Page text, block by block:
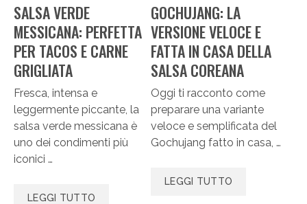
SALSA VERDE
MESSICANA: PERFETTA
PER TACOS E CARNE
GRIGLIATA
Fresca, intensa e
leggermente piccante, la
salsa verde messicana è
uno dei condimenti più
iconici …
LEGGI TUTTO
GOCHUJANG: LA
VERSIONE VELOCE E
FATTA IN CASA DELLA
SALSA COREANA
Oggi ti racconto come
preparare una variante
veloce e semplificata del
Gochujang fatto in casa, …
LEGGI TUTTO